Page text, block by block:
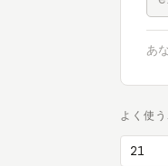
あ
よく使
21